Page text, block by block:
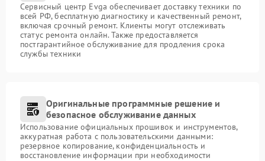
Сервисный центр Evga обеспечивает доставку техники по
всей РФ, бесплатную диагностику и качественный ремонт,
включая срочный ремонт. Клиенты могут отслеживать
статус ремонта онлайн. Также предоставляется
постгарантийное обслуживание для продления срока
службы техники
Оригинальные программные решение и
безопасное обслуживание данных
Использование официальных прошивок и инструментов,
аккуратная работа с пользовательскими данными:
резервное копирование, конфиденциальность и
восстановление информации при необходимости